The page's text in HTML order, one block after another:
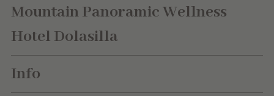
Mountain Panoramic Wellness
Hotel Dolasilla
Info